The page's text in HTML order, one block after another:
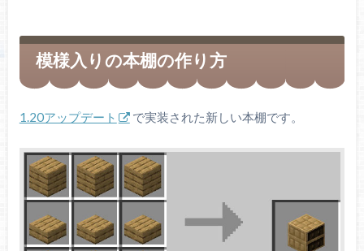
模様入りの本棚の作り方
1.20アップデート で実装された新しい本棚です。